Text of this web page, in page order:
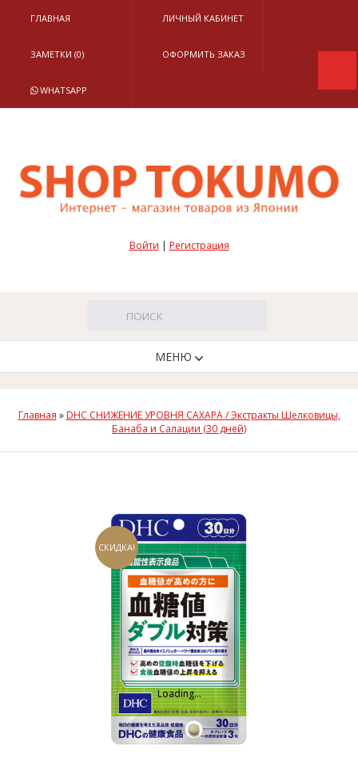
ГЛАВНАЯ ЛИЧНЫЙ КАБИНЕТ
ЗАМЕТКИ (0) ОФОРМИТЬ ЗАКАЗ
WHATSAPP
Войти | Регистрация
МЕНЮ
Главная » DHC СНИЖЕНИЕ УРОВНЯ САХАРА / Экстракты Шелковицы,
Банаба и Салации (30 дней)
СКИДКА!
Loading...
Loading...